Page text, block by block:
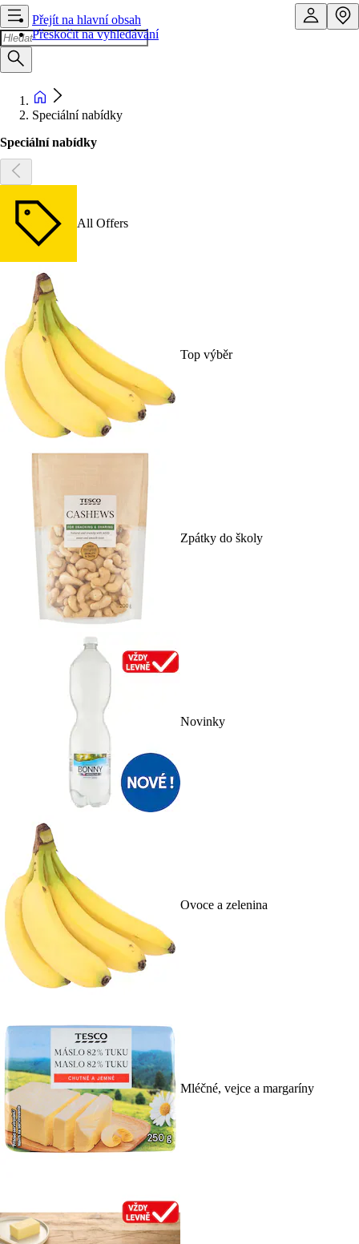
Přejít na hlavní obsah
Přeskočit na vyhledávání
Speciální nabídky
Speciální nabídky
All Offers
Top výběr
Zpátky do školy
Novinky
Ovoce a zelenina
Mléčné, vejce a margaríny